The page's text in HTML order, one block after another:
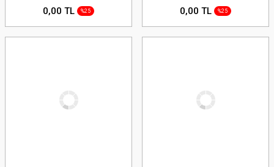
0,00 TL %25 0,00 TL %25